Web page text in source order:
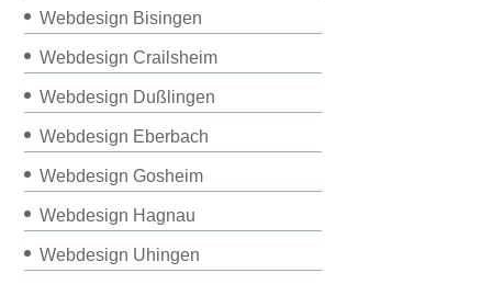
Webdesign Bisingen
Webdesign Crailsheim
Webdesign Dußlingen
Webdesign Eberbach
Webdesign Gosheim
Webdesign Hagnau
Webdesign Uhingen